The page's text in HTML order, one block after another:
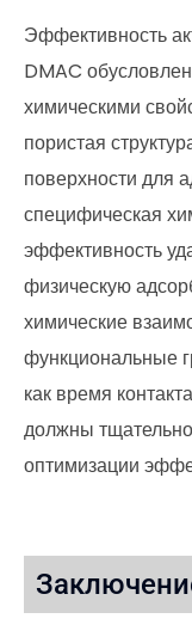
Эффективность
DMAC
химическими
пористая
поверхности для
специфическая
эффективность
физическую
химические
функциональные
как время
должны
оптимизации